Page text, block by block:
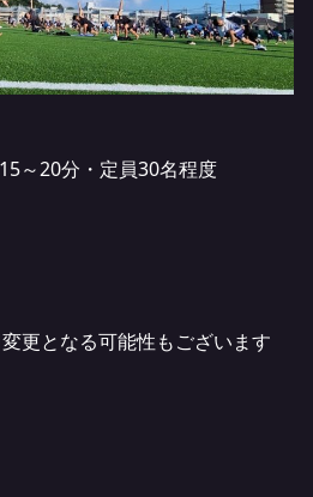
～20分・定員30名程度
更となる可能性もございます